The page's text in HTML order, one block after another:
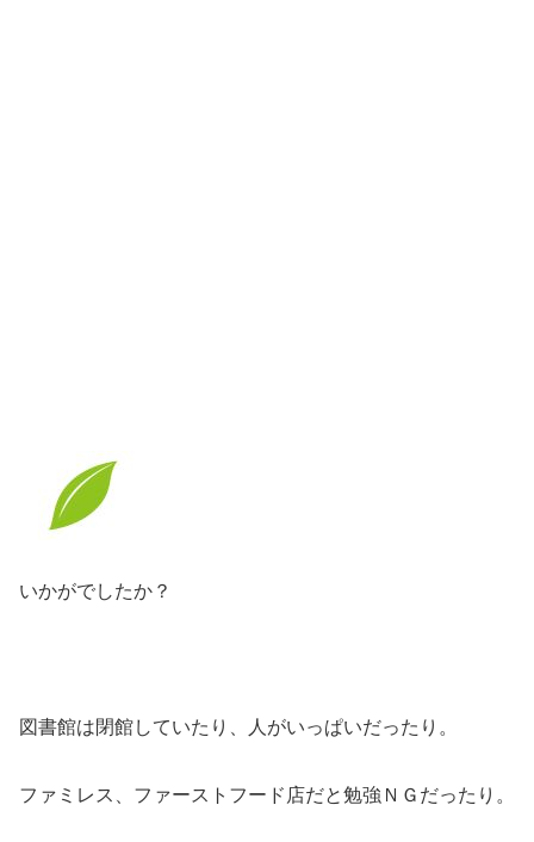
いかがでしたか？
図書館は閉館していたり、人がいっぱいだったり。
ファミレス、ファーストフード店だと勉強ＮＧだったり。